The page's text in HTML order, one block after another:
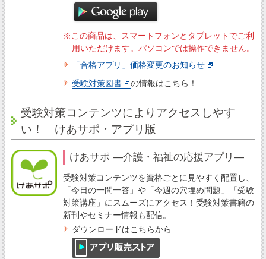
※この商品は、スマートフォンとタブレットでご利
用いただけます。パソコンでは操作できません。
「合格アプリ」価格変更のお知らせ
受験対策図書
の情報はこちら！
受験対策コンテンツによりアクセスしやす
い！ けあサポ・アプリ版
けあサポ ―介護・福祉の応援アプリ―
受験対策コンテンツを資格ごとに見やすく配置し、
「今日の一問一答」や「今週の穴埋め問題」「受験
対策講座」にスムーズにアクセス！受験対策書籍の
新刊やセミナー情報も配信。
ダウンロードはこちらから